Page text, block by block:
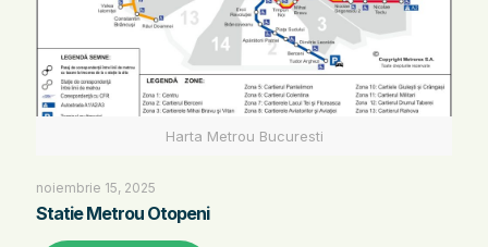
Harta Metrou Bucuresti
noiembrie 15, 2025
Statie Metrou Otopeni